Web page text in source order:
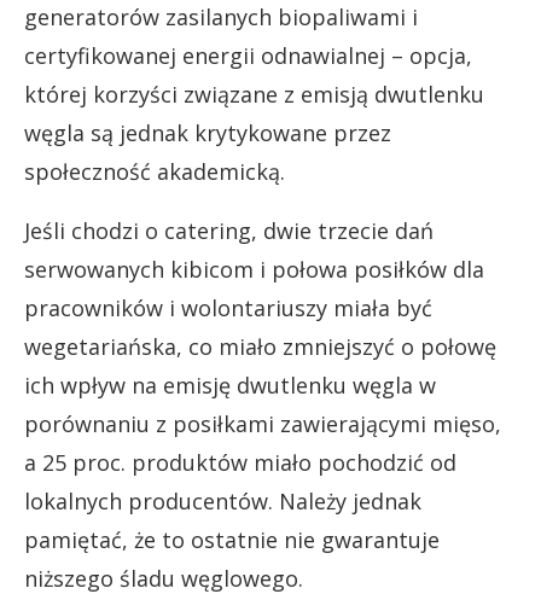
generatorów zasilanych biopaliwami i
certyfikowanej energii odnawialnej – opcja,
której korzyści związane z emisją dwutlenku
węgla są jednak krytykowane przez
społeczność akademicką.
Jeśli chodzi o catering, dwie trzecie dań
serwowanych kibicom i połowa posiłków dla
pracowników i wolontariuszy miała być
wegetariańska, co miało zmniejszyć o połowę
ich wpływ na emisję dwutlenku węgla w
porównaniu z posiłkami zawierającymi mięso,
a 25 proc. produktów miało pochodzić od
lokalnych producentów. Należy jednak
pamiętać, że to ostatnie nie gwarantuje
niższego śladu węglowego.